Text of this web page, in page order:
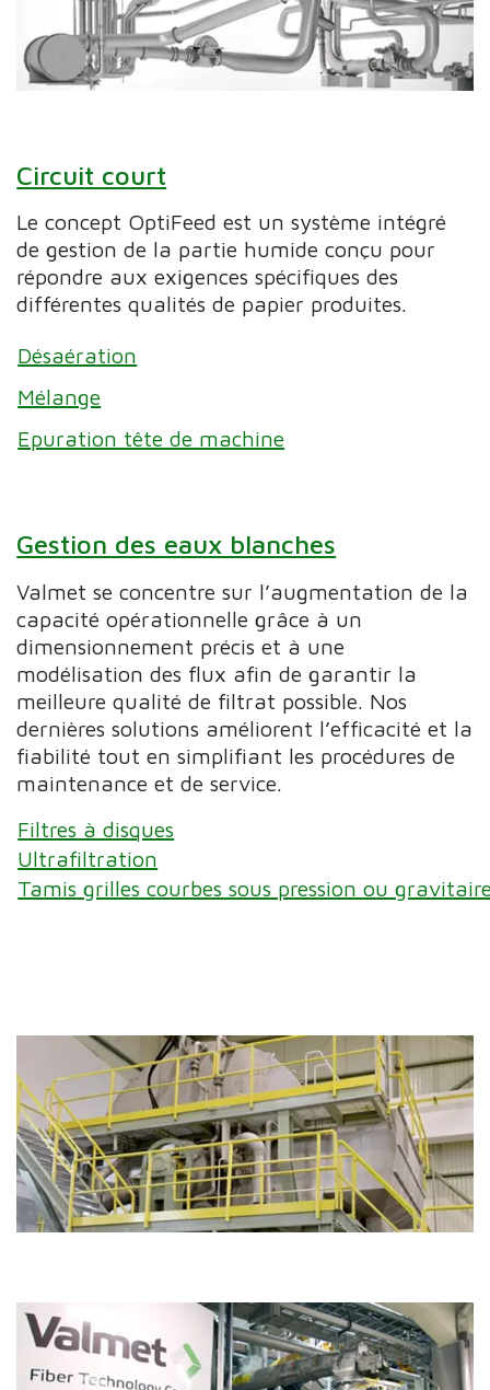
Circuit court
Le concept OptiFeed est un système intégré
de gestion de la partie humide conçu pour
répondre aux exigences spécifiques des
différentes qualités de papier produites.
Désaération
Mélange
Epuration tête de machine
Gestion des eaux blanches
Valmet se concentre sur l’augmentation de la
capacité opérationnelle grâce à un
dimensionnement précis et à une
modélisation des flux afin de garantir la
meilleure qualité de filtrat possible. Nos
dernières solutions améliorent l’efficacité et la
fiabilité tout en simplifiant les procédures de
maintenance et de service.
Filtres à disques
Ultrafiltration
Tamis grilles courbes sous pression ou